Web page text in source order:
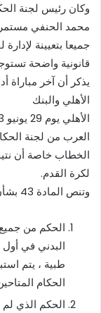
وكان رئيس لجنة
محمد الحنفي مستمر
جميعا بتعيينة
قانونية واضحة
يذكر أن آخر
الأهلي والبنك
العرب من لجنة
الخطاب خاصة أن
لكرة القدم.
وتنص المادة 43 بشأن الإيقاف عن النشاط
الحكم من جميع
البدني في أول
طبية ، يتم
الحكام
الحكم الذي لم